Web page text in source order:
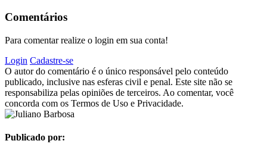
Comentários
Para comentar realize o login em sua conta!
Login Cadastre-se
O autor do comentário é o único responsável pelo conteúdo
publicado, inclusive nas esferas civil e penal. Este site não se
responsabiliza pelas opiniões de terceiros. Ao comentar, você
concorda com os Termos de Uso e Privacidade.
Publicado por: